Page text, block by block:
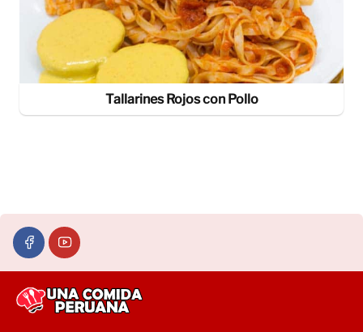
Tallarines Rojos con Pollo